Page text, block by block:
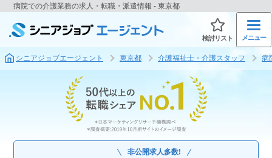
病院での介護業務の求人・転職・派遣情報 - 東京都
検討リスト メニュー
シニアジョブエージェント 東京都 介護福祉士・介護スタッフ 病
非公開求人多数!